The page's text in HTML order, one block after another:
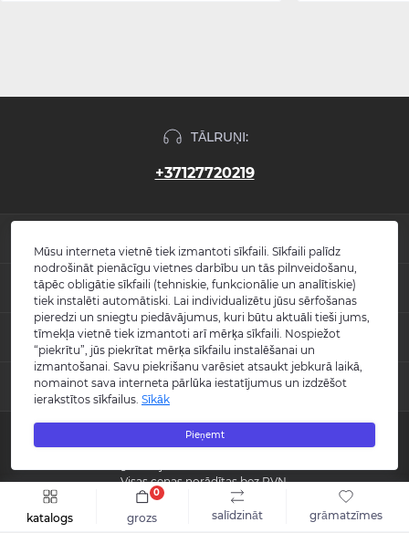
katalogs salīdzināt grāmatzīmes
grozs
0
TĀLRUŅI:
+37127720219
Jaunumi
Atsauksmes
Kontakti
Vietnes karte
Ražotāji
Īpašais piedāvājums
POPULĀRS
Izlietnes
Vannas
Maisītāji
Tualetes podi
KONTAKTI UN ADRESE
info@burlington.eu
P. 09:00 - 17:00
O. 09:00 - 17:00
C. 09:00 - 17:00
S.-Sv. Slēgts
MESENDŽERI
WhatsApp
Messenger
Copyright © 2008 - 2026 SIA "Burlington" - Visas tiesības aizsargātas.
Visas cenas norādītas bez PVN.
Šo vietni izstrādāja «Qloud
Mūsu interneta vietnē tiek izmantoti sīkfaili. Sīkfaili palīdz
nodrošināt pienācīgu vietnes darbību un tās pilnveidošanu,
tāpēc obligātie sīkfaili (tehniskie, funkcionālie un analītiskie)
tiek instalēti automātiski. Lai individualizētu jūsu sērfošanas
pieredzi un sniegtu piedāvājumus, kuri būtu aktuāli tieši jums,
tīmekļa vietnē tiek izmantoti arī mērķa sīkfaili. Nospiežot
“piekrītu”, jūs piekrītat mērķa sīkfailu instalēšanai un
izmantošanai. Savu piekrišanu varēsiet atsaukt jebkurā laikā,
nomainot sava interneta pārlūka iestatījumus un izdzēšot
ierakstītos sīkfailus. Sīkāk
Pieņemt